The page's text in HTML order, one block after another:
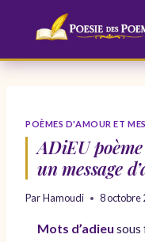
POÈMES D'AMOUR ET
ADiEU
un message
ParHamoudi 8 octobre
Mots d’adieu sous